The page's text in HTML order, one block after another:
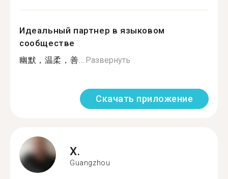
Идеальный партнер в языковом
сообществе
幽默，温柔，善...Развернуть
Скачать приложение
X.
Guangzhou